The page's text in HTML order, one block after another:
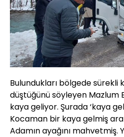
Bulundukları bölgede sürekli
düştüğünü söyleyen Mazlum
kaya geliyor. Şurada ‘kaya
Kocaman bir kaya gelmiş
Adamın ayağını mahvetmiş.